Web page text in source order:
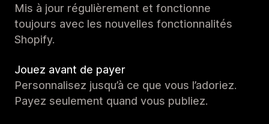
Mis à jour régulièrement et fonctionne
toujours avec les nouvelles fonctionnalités
Shopify.
Jouez avant de payer
Personnalisez jusqu’à ce que vous l’adoriez.
Payez seulement quand vous publiez.